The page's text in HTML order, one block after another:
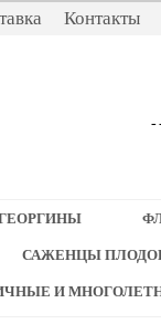
Контакты
САЖЕНЦЫ
И